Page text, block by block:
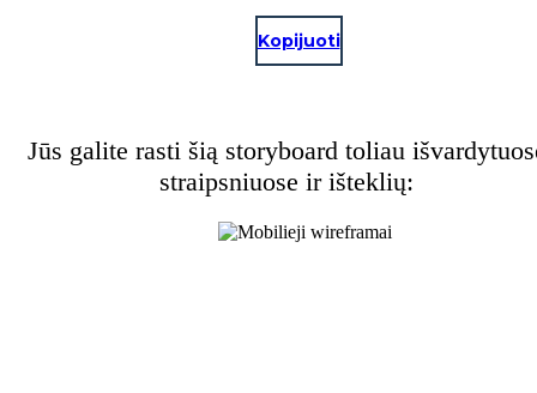
Kopijuoti
Jūs galite rasti šią storyboard toliau
straipsniuose ir išteklių: